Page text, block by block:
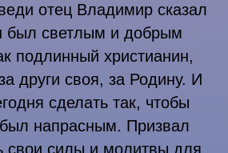
отец Владимир сказал
был светлым и добрым
подлинный христианин,
други своя, за Родину. И
сделать так, чтобы
был напрасным. Призвал
свои силы и молитвы для